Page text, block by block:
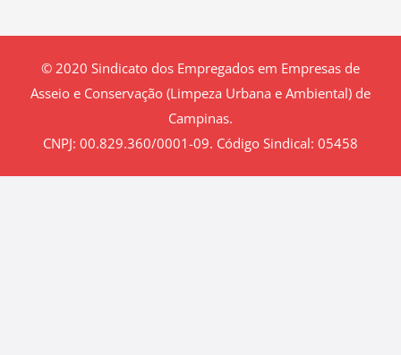
© 2020 Sindicato dos Empregados em Empresas de
Asseio e Conservação (Limpeza Urbana e Ambiental) de
Campinas.
CNPJ: 00.829.360/0001-09. Código Sindical: 05458